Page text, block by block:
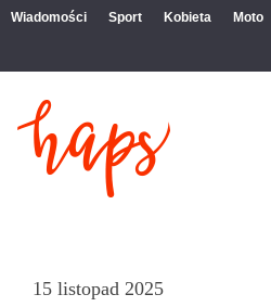
Wiadomości Sport Kobieta Moto
15 listopad 2025